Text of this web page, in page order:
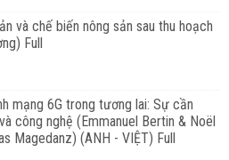
và chế biến nông sản sau thu hoạch
Full
mạng 6G trong tương lai: Sự cần
công nghệ (Emmanuel Bertin & Noël
Magedanz) (ANH - VIỆT) Full